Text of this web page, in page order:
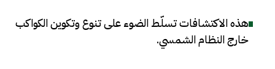
هذه الاكتشافات تسلّط الضوء على تنوع وتكوين الكواكب
خارج النظام الشمسي.